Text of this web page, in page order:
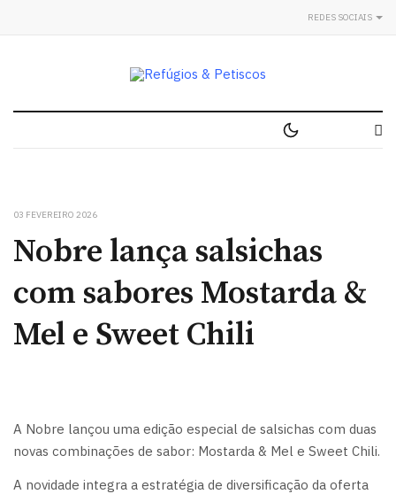
REDES SOCIAIS
03 FEVEREIRO 2026
Nobre lança salsichas
com sabores Mostarda &
Mel e Sweet Chili
A Nobre lançou uma edição especial de salsichas com duas
novas combinações de sabor: Mostarda & Mel e Sweet Chili.
A novidade integra a estratégia de diversificação da oferta